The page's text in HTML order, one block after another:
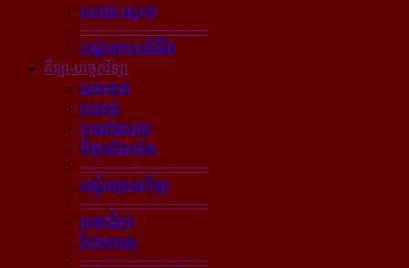
បេះដូង ស្នេហា
----------------------------
បណ្ដុំអត្ថបទពីជីវិត
កីឡា-បច្ចេកវិទ្យា
បាល់ទាត់
ប្រដាល់
ប្រណាំងយាន
កីឡាដទៃទៀត
----------------------------
បណ្ដុំអត្ថបទកីឡា
----------------------------
បច្ចេកវិទ្យា
វិទ្យាសាស្ត្រ
----------------------------